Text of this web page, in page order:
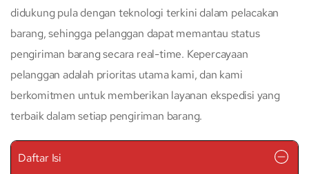
didukung pula dengan teknologi terkini dalam pelacakan
barang, sehingga pelanggan dapat memantau status
pengiriman barang secara real-time. Kepercayaan
pelanggan adalah prioritas utama kami, dan kami
berkomitmen untuk memberikan layanan ekspedisi yang
terbaik dalam setiap pengiriman barang.
Daftar Isi